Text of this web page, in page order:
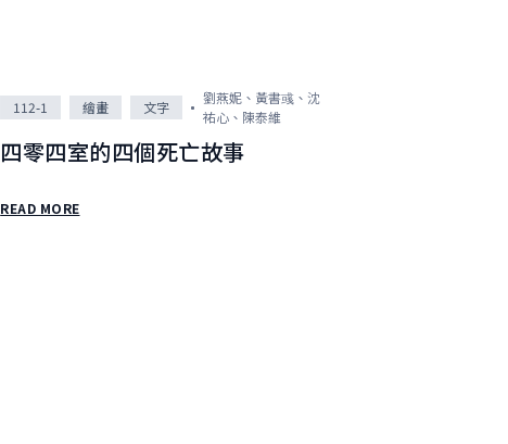
112-1 繪畫 文字
劉燕妮、黃書彧、沈
祐心、陳泰維
四零四室的四個死亡故事
READ MORE